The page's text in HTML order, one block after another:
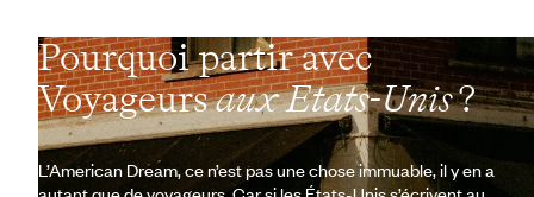
Pourquoi partir avec
Voyageursaux Etats-Unis?
L’American Dream, ce n’est pas une chose immuable, il y en a